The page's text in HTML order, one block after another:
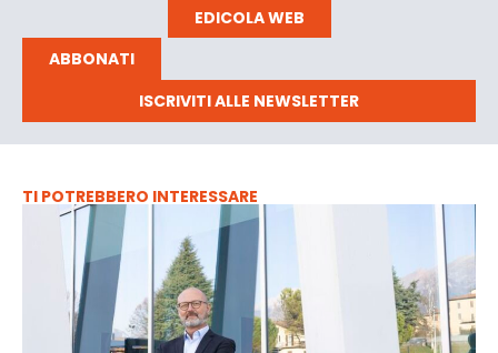
EDICOLA WEB
ABBONATI
ISCRIVITI ALLE NEWSLETTER
TI POTREBBERO INTERESSARE